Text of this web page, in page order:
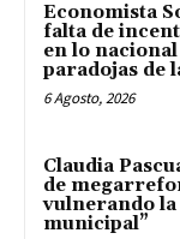
Economista
falta de
en lo
paradojas de
6 Agosto, 2026
Claudia
de
vulnerando
municipal”